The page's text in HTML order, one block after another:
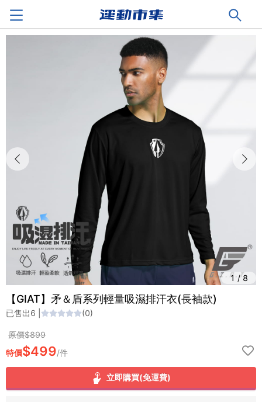
1 /8
【GIAT】矛＆盾系列輕量吸濕排汗衣(長袖款)
已售出6 (0)
原價$899
特價$499/件
立即購買(免運費)